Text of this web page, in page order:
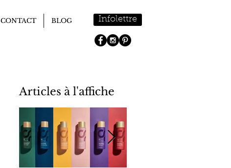
CONTACT BLOG Infolettre
Articles à l'affiche